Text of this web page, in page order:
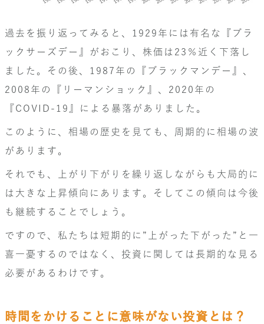
過去を振り返ってみると、1929年には有名な『ブラ
ックサーズデー』がおこり、株価は23％近く下落し
ました。その後、1987年の『ブラックマンデー』、
2008年の『リーマンショック』、2020年の
『COVID-19』による暴落がありました。
このように、相場の歴史を見ても、周期的に相場の波
があります。
それでも、上がり下がりを繰り返しながらも大局的に
は大きな上昇傾向にあります。そしてこの傾向は今後
も継続することでしょう。
ですので、私たちは短期的に”上がった下がった”と一
喜一憂するのではなく、投資に関しては長期的な見る
必要があるわけです。
時間をかけることに意味がない投資とは？